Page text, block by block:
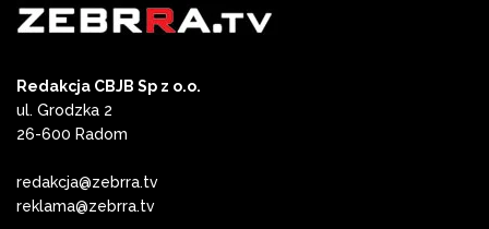
Redakcja CBJB Sp z o.o.
ul. Grodzka 2
26-600 Radom
redakcja@zebrra.tv
reklama@zebrra.tv